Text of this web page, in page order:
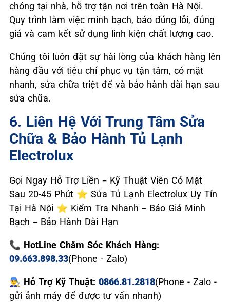
chóng tại nhà, hỗ trợ tận nơi trên toàn Hà Nội.
Quy trình làm việc minh bạch, báo đúng lỗi, đúng
giá và cam kết sử dụng linh kiện chất lượng cao.
Chúng tôi luôn đặt sự hài lòng của khách hàng lên
hàng đầu với tiêu chí phục vụ tận tâm, có mặt
nhanh, sửa chữa triệt để và bảo hành dài hạn sau
sửa chữa.
6. Liên Hệ Với Trung Tâm Sửa
Chữa & Bảo Hành Tủ Lạnh
Electrolux
Gọi Ngay Hỗ Trợ Liền – Kỹ Thuật Viên Có Mặt
Sau 20-45 Phút ⭐ Sửa Tủ Lạnh Electrolux Uy Tín
Tại Hà Nội ⭐ Kiểm Tra Nhanh – Báo Giá Minh
Bạch – Bảo Hành Dài Hạn
📞 HotLine Chăm Sóc Khách Hàng:
09.663.898.33(Phone - Zalo)
👨‍🔧 Hỗ Trợ Kỹ Thuật: 0866.81.2818(Phone - Zalo -
gửi ảnh máy để được tư vấn nhanh)